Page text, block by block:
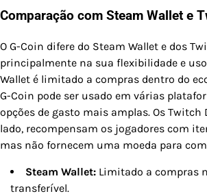
Comparação com Steam Wallet e
O G-Coin difere do Steam Wallet e dos
principalmente na sua flexibilidade e
Wallet é limitado a compras dentro do
G-Coin pode ser usado em várias
opções de gasto mais amplas. Os Twitch
lado, recompensam os jogadores com
mas não fornecem uma moeda para
Steam Wallet: Limitado a compras
transferível.